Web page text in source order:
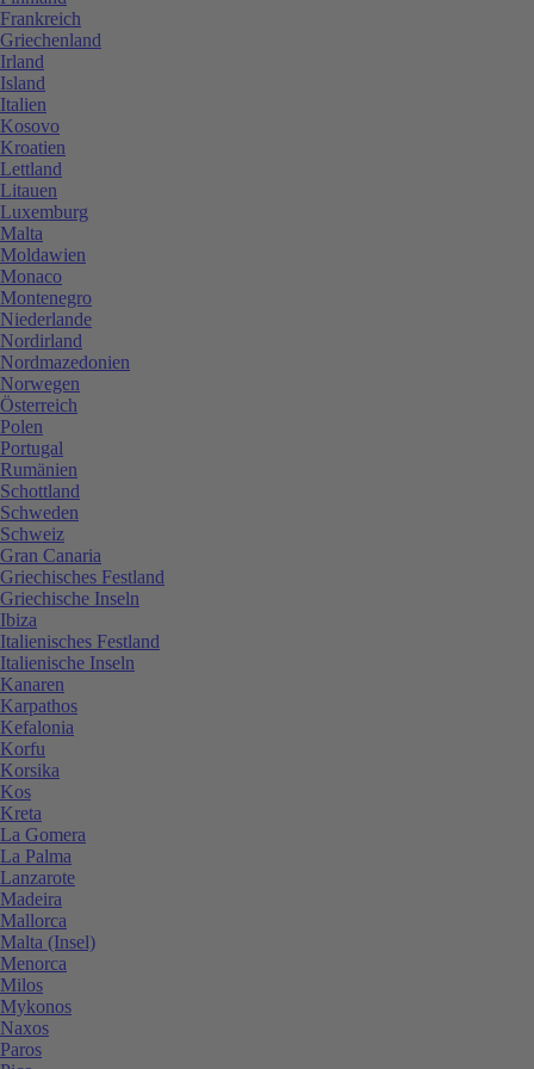
Frankreich
Griechenland
Irland
Island
Italien
Kosovo
Kroatien
Lettland
Litauen
Luxemburg
Malta
Moldawien
Monaco
Montenegro
Niederlande
Nordirland
Nordmazedonien
Norwegen
Österreich
Polen
Portugal
Rumänien
Schottland
Schweden
Schweiz
Gran Canaria
Griechisches Festland
Griechische Inseln
Ibiza
Italienisches Festland
Italienische Inseln
Kanaren
Karpathos
Kefalonia
Korfu
Korsika
Kos
Kreta
La Gomera
La Palma
Lanzarote
Madeira
Mallorca
Malta (Insel)
Menorca
Milos
Mykonos
Naxos
Paros